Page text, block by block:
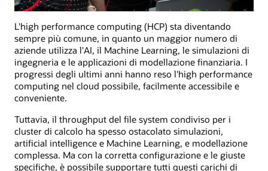
L'high performance computing (HCP) sta diventando
sempre più comune, in quanto un maggior numero di
aziende utilizza l'AI, il Machine Learning, le simulazioni di
ingegneria e le applicazioni di modellazione finanziaria. I
progressi degli ultimi anni hanno reso l'high performance
computing nel cloud possibile, facilmente accessibile e
conveniente.
Tuttavia, il throughput del file system condiviso per i
cluster di calcolo ha spesso ostacolato simulazioni,
artificial intelligence e Machine Learning, e modellazione
complessa. Ma con la corretta configurazione e le giuste
specifiche, è possibile supportare tutti questi carichi di